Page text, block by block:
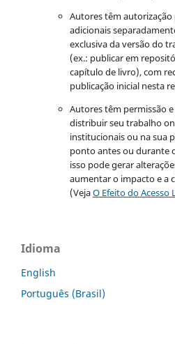
Autores têm
adicionais
exclusiva da versão do
(ex.: publicar em
capítulo de livro), com
publicação inicial nesta
Autores têm permissão
distribuir seu trabalho
institucionais ou na sua
ponto antes ou durante
isso pode gerar
aumentar o impacto e a
(VejaO Efeito do Acesso
Idioma
English
Português (Brasil)